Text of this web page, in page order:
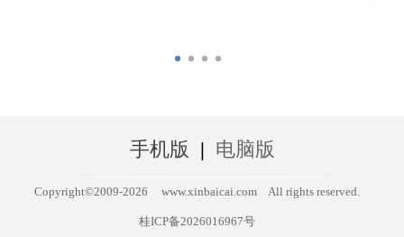
手机版 | 电脑版
Copyright©2009-2026 www.xinbaicai.com All rights reserved.
桂ICP备2026016967号